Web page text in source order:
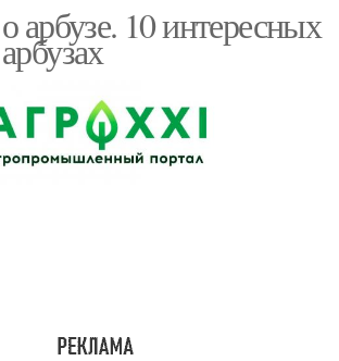
арбузе. 10 интересных